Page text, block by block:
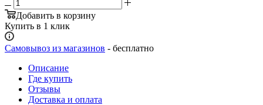
Добавить в корзину
Купить в 1 клик
Самовывоз из магазинов - бесплатно
Описание
Где купить
Отзывы
Доставка и оплата